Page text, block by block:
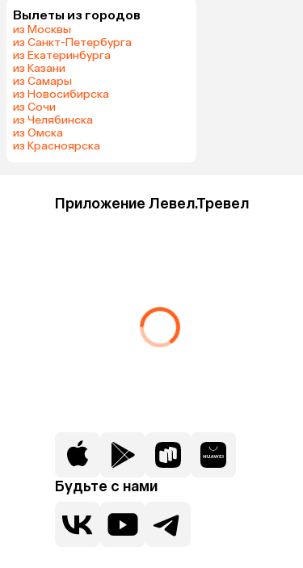
Вылеты из городов
из Москвы
из Санкт-Петербурга
из Екатеринбурга
из Казани
из Самары
из Новосибирска
из Сочи
из Челябинска
из Омска
из Красноярска
Приложение Левел.Тревел
Будьте с нами